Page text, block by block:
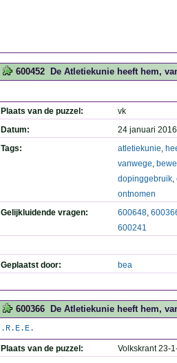
600452 De Atletiekunie heeft hem,
Plaats van de puzzel:
vk
Datum:
24 januari
Tags:
atletiekunie,
vanwege,
dopinggebruik,
ontnomen
Gelijkluidende vragen:
600648,
600241
Geplaatst door: bea
600366 De Atletiekunie heeft hem,
.R.E.E.
Plaats van de puzzel:
Volkskrant 23-